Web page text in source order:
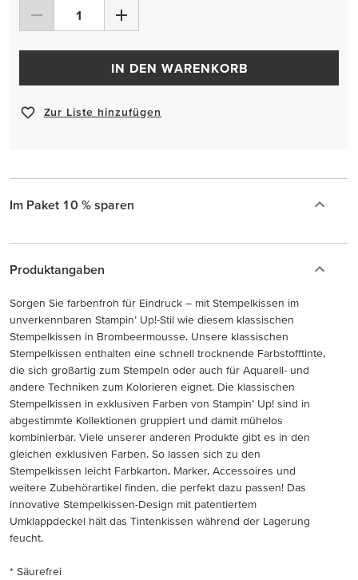
IN DEN WARENKORB
Zur Liste hinzufügen
Im Paket 10 % sparen
Produktangaben
Sorgen Sie farbenfroh für Eindruck – mit Stempelkissen im
unverkennbaren Stampin’ Up!-Stil wie diesem klassischen
Stempelkissen in Brombeermousse. Unsere klassischen
Stempelkissen enthalten eine schnell trocknende Farbstofftinte,
die sich großartig zum Stempeln oder auch für Aquarell- und
andere Techniken zum Kolorieren eignet. Die klassischen
Stempelkissen in exklusiven Farben von Stampin’ Up! sind in
abgestimmte Kollektionen gruppiert und damit mühelos
kombinierbar. Viele unserer anderen Produkte gibt es in den
gleichen exklusiven Farben. So lassen sich zu den
Stempelkissen leicht Farbkarton, Marker, Accessoires und
weitere Zubehörartikel finden, die perfekt dazu passen! Das
innovative Stempelkissen-Design mit patentiertem
Umklappdeckel hält das Tintenkissen während der Lagerung
feucht.
* Säurefrei